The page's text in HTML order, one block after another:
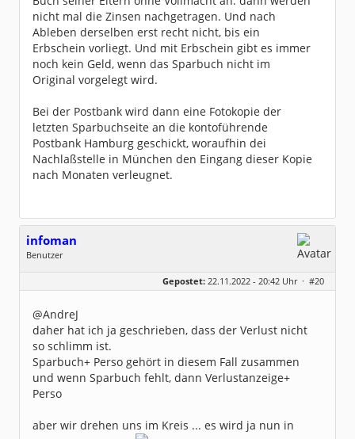
nicht mal die Zinsen nachgetragen. Und nach
Ableben derselben erst recht nicht, bis ein
Erbschein vorliegt. Und mit Erbschein gibt es immer
noch kein Geld, wenn das Sparbuch nicht im
Original vorgelegt wird.
Bei der Postbank wird dann eine Fotokopie der
letzten Sparbuchseite an die kontoführende
Postbank Hamburg geschickt, woraufhin dei
Nachlaßstelle in München den Eingang dieser Kopie
nach Monaten verleugnet.
infoman
Benutzer
Dabei seit:
06 / 2008
Gepostet: 22.11.2022 - 20:42 Uhr · #20
@AndreJ
daher hat ich ja geschrieben, dass der Verlust nicht
so schlimm ist.
Sparbuch+ Perso gehört in diesem Fall zusammen
und wenn Sparbuch fehlt, dann Verlustanzeige+
Perso
aber wir drehen uns im Kreis ... es wird ja nun in